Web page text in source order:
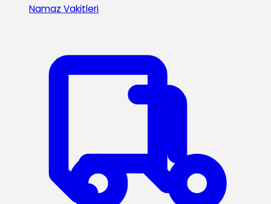
Namaz Vakitleri